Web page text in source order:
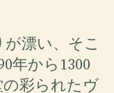
漂い、そこ
年から1300
彩られたヴ